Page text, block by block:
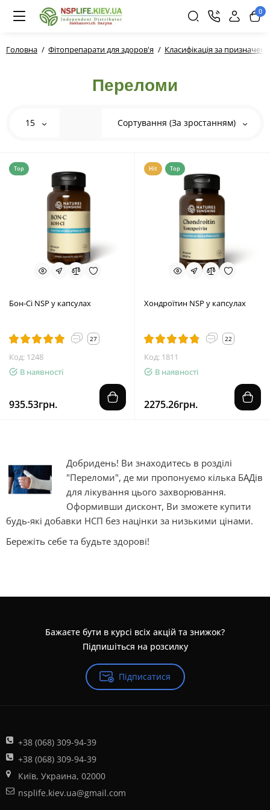
0
Головна Фітопрепарати для здоров'я Класифікація за
Переломи
15 Сортування (За зростанням)
Top
Бон-Сі NSP у капсулах
27
Код: 1248
В наявності
935.53грн.
Hit Top
Хондроїтин NSP у капсулах
22
Код: 1811
В наявності
2275.26грн.
Добридень! Ви знаходитесь в розділі
"Переломи", де ми пропонуємо кілька БАДів
для лікування цього захворювання.
Оформивши дисконт, Ви зможете купити
будь-які добавки НСП без націнки за низькими цінами.
Бережіть себе та будьте здорові!
Бажаєте бути в курсі всіх акцій та знижок?
Підпишіться на розсилку
Підписатися
+38 (068) 309-94-39
+38 (068) 309-94-39
Київ, Украина, 02000
nsplife.kiev.ua@gmail.com